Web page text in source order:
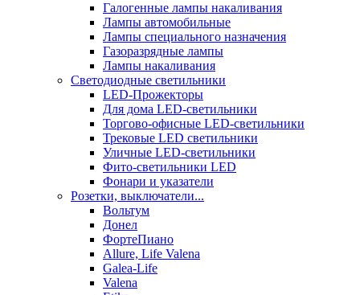
Галогенные лампы накаливания
Лампы автомобильные
Лампы специального назначения
Газоразрядные лампы
Лампы накаливания
Светодиодные светильники
LED-Прожекторы
Для дома LED-светильники
Торгово-офисные LED-светильники
Трековые LED светильники
Уличные LED-светильники
Фито-светильники LED
Фонари и указатели
Розетки, выключатели...
Вольтум
Донел
ФортеПиано
Allure, Life Valena
Galea-Life
Valena